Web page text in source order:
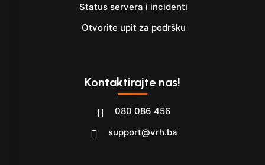
Status servera i incidenti
Otvorite upit za podršku
Kontaktirajte nas!
080 086 456
support@vrh.ba